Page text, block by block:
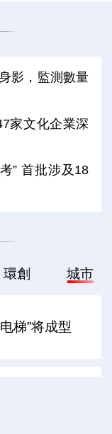
影，監測數量
家文化企業深
” 首批涉及18
環創 城市
梯”将成型